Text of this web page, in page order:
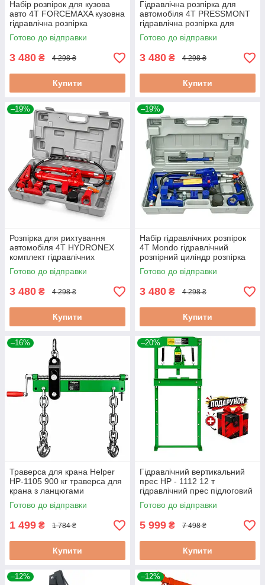
Набір розпірок для кузова
авто 4Т FORCEMAXA кузовна
гідравлічна розпірка
гідравлічна розпірка 4 тонни
Готово до відправки
3 480 ₴ 4 298 ₴
Купити
Гідравлічна розпірка для
автомобіля 4Т PRESSMONT
гідравлічна розпірка для
ремонтної майстерні
Готово до відправки
3 480 ₴ 4 298 ₴
Купити
–19%
Розпірка для рихтування
автомобіля 4Т HYDRONEX
комплект гідравлічних
розпірок для ремонту кузова
Готово до відправки
3 480 ₴ 4 298 ₴
Купити
–19%
Набір гідравлічних розпірок
4Т Mondo гідравлічний
розпірний циліндр розпірка
гідравлічна для кузова
Готово до відправки
3 480 ₴ 4 298 ₴
Купити
–16%
Траверса для крана Helper
HP-1105 900 кг траверса для
крана з ланцюгами
балансувальні траверса для
крана
Готово до відправки
1 499 ₴ 1 784 ₴
Купити
–20%
Гідравлічний вертикальний
прес HP - 1112 12 т
гідравлічний прес підлоговий
для автосервісу
Готово до відправки
5 999 ₴ 7 498 ₴
Купити
–12% –12%